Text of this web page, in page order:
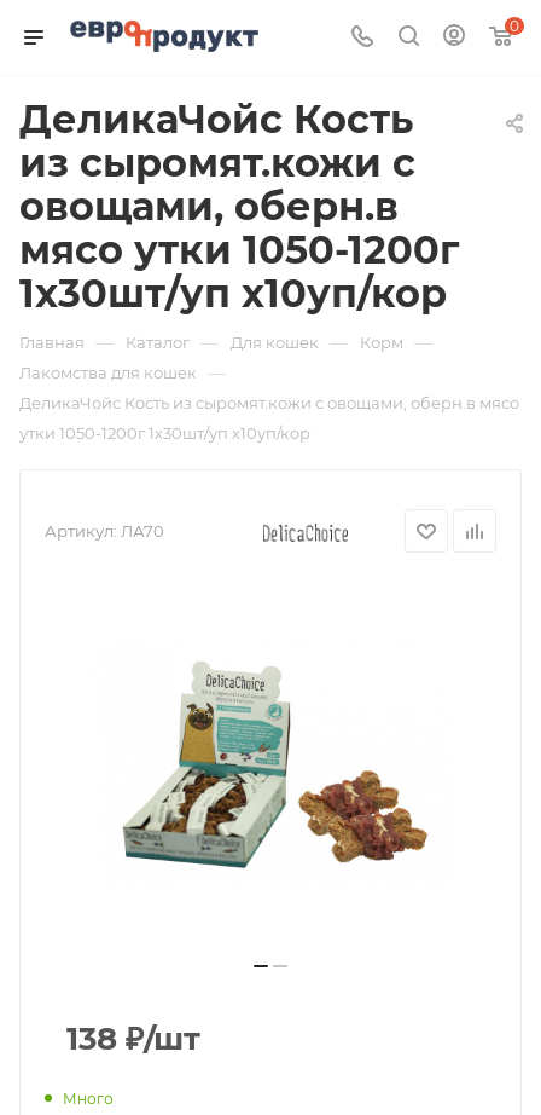
0
ДеликаЧойс Кость
из сыромят.кожи с
овощами, оберн.в
мясо утки 1050-1200г
1х30шт/уп х10уп/кор
Главная — Каталог — Для кошек — Корм —
Лакомства для кошек —
ДеликаЧойс Кость из сыромят.кожи с овощами, оберн.в мясо
утки 1050-1200г 1х30шт/уп х10уп/кор
Артикул: ЛА70
138 ₽/шт
Много